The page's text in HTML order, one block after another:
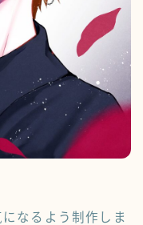
なるよう制作しま